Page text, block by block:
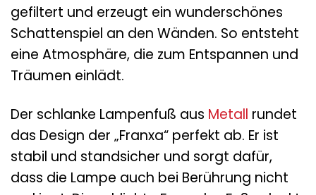
gefiltert und erzeugt ein wunderschönes
Schattenspiel an den Wänden. So entsteht
eine Atmosphäre, die zum Entspannen und
Träumen einlädt.
Der schlanke Lampenfuß aus Metall rundet
das Design der „Franxa“ perfekt ab. Er ist
stabil und standsicher und sorgt dafür,
dass die Lampe auch bei Berührung nicht